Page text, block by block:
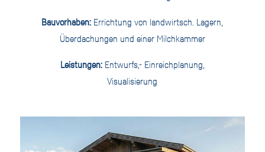
Bauvorhaben: Errichtung von landwirtsch. Lagern,
Überdachungen und einer Milchkammer
Leistungen: Entwurfs,- Einreichplanung,
Visualisierung